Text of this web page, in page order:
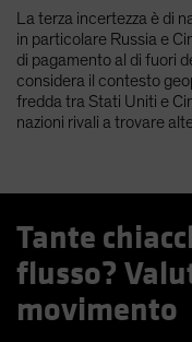
La terza incertezza è di
in particolare Russia e
di pagamento al di fuori
considera il contesto
fredda tra Stati Uniti e
nazioni rivali a trovare
Tante
flusso?
movimento